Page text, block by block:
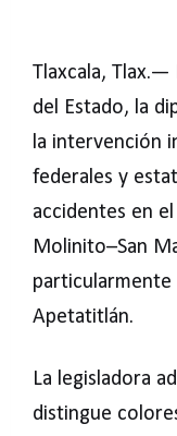
Tlaxcala, Tlax.—
del Estado, la
la intervención
federales y
accidentes en
Molinito–San
particularmente
Apetatitlán.
La legisladora
distingue